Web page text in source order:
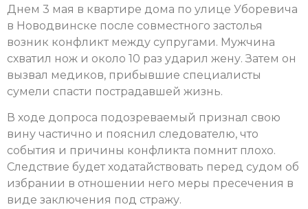
Днем 3 мая в квартире дома по улице Уборевича
в Новодвинске после совместного застолья
возник конфликт между супругами. Мужчина
схватил нож и около 10 раз ударил жену. Затем он
вызвал медиков, прибывшие специалисты
сумели спасти пострадавшей жизнь.
В ходе допроса подозреваемый признал свою
вину частично и пояснил следователю, что
события и причины конфликта помнит плохо.
Следствие будет ходатайствовать перед судом об
избрании в отношении него меры пресечения в
виде заключения под стражу.